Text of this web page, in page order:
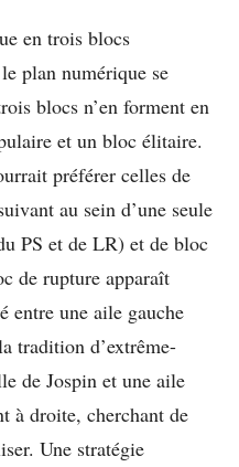
en trois blocs
plan numérique se
blocs n’en forment en
et un bloc élitaire.
préférer celles de
au sein d’une seule
PS et de LR) et de bloc
de rupture apparaît
entre une aile gauche
tradition d’extrême-
de Jospin et une aile
à droite, cherchant de
Une stratégie